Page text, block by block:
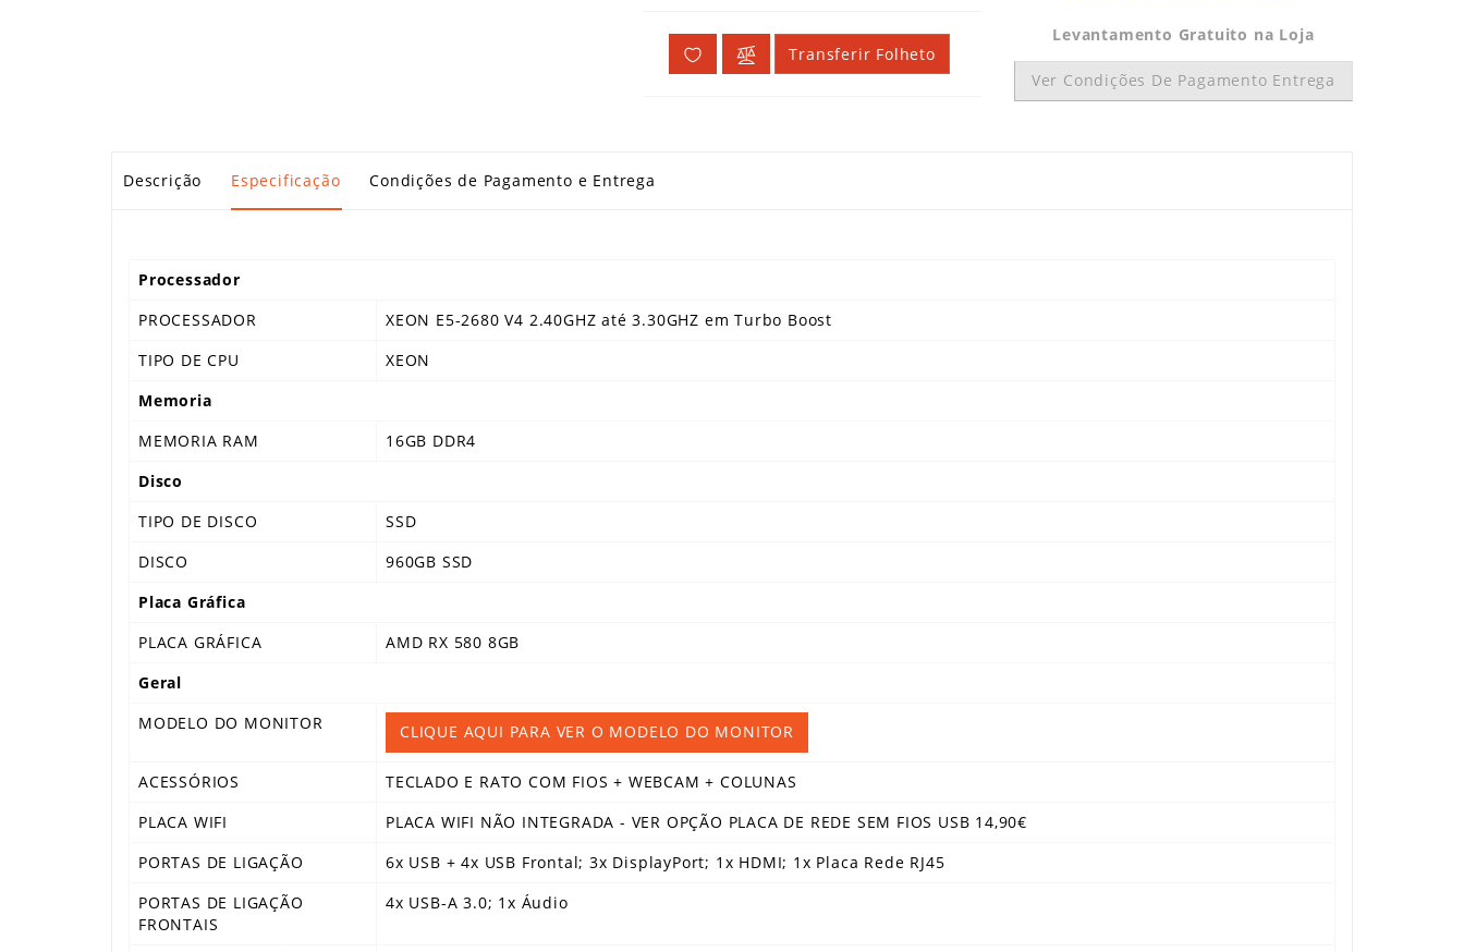
Transferir Folheto
Levantamento Gratuito na Loja
Ver Condições De Pagamento Entrega
Descrição Especificação Condições de Pagamento e Entrega
Processador
PROCESSADOR
XEON E5-2680 V4 2.40GHZ até 3.30GHZ em Turbo Boost
TIPO DE CPU
XEON
Memoria
MEMORIA RAM
16GB DDR4
Disco
TIPO DE DISCO
SSD
DISCO
960GB SSD
Placa Gráfica
PLACA GRÁFICA
AMD RX 580 8GB
Geral
MODELO DO MONITOR
CLIQUE AQUI PARA VER O MODELO DO MONITOR
ACESSÓRIOS
TECLADO E RATO COM FIOS + WEBCAM + COLUNAS
PLACA WIFI
PLACA WIFI NÃO INTEGRADA - VER OPÇÃO PLACA DE REDE SEM FIOS USB 14,90€
PORTAS DE LIGAÇÃO
6x USB + 4x USB Frontal; 3x DisplayPort; 1x HDMI; 1x Placa Rede RJ45
PORTAS DE LIGAÇÃO
FRONTAIS
4x USB-A 3.0; 1x Áudio